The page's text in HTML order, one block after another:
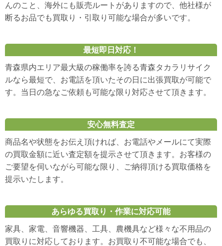
んのこと、海外にも販売ルートがありますので、他社様が
断るお品でも買取り・引取り可能な場合が多いです。
最短即日対応！
青森県内エリア最大級の稼働率を誇る青森タカラリサイク
ルなら最短で、お電話を頂いたその日に出張買取が可能で
す。当日の急なご依頼も可能な限り対応させて頂きます。
安心無料査定
商品名や状態をお伝え頂ければ、お電話やメールにて実際
の買取金額に近い査定額を提示させて頂きます。お客様の
ご要望を伺いながら可能な限り、ご納得頂ける買取価格を
提示いたします。
あらゆる買取り・作業に対応可能
家具、家電、音響機器、工具、農機具など様々な不用品の
買取りに対応しております。お買取り不可能な場合でも、